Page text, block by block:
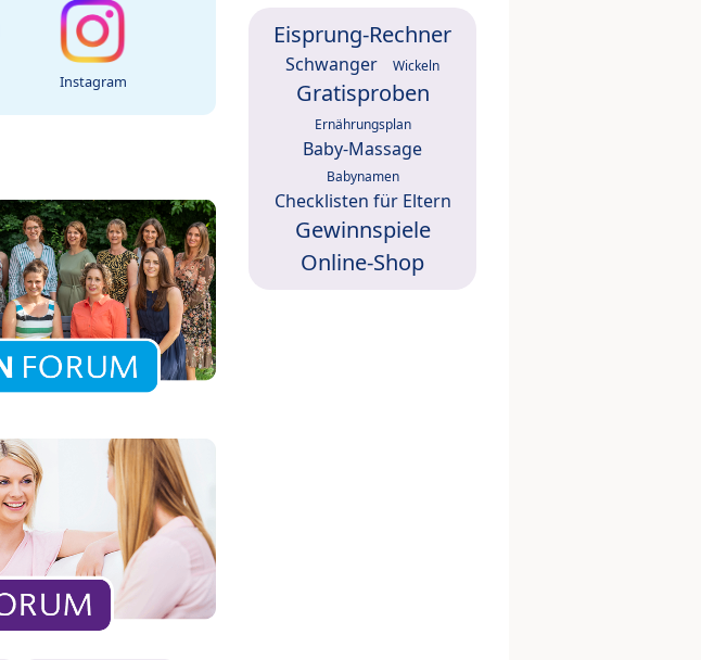
Instagram
Eisprung-Rechner
Schwanger Wickeln
Gratisproben
Ernährungsplan
Baby-Massage
Babynamen
Checklisten für Eltern
Gewinnspiele
Online-Shop